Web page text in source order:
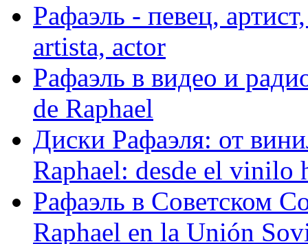
Рафаэль - певец,
artista, actor
Рафаэль в видео и
de Raphael
Диски Рафаэля: от
Raphael: desde el vinilo
Рафаэль в Советском
Raphael en la Unión